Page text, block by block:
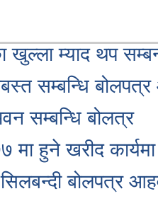
खुल्ला म्याद थप
सम्बन्धि
सम्बन्धि बोलत्र
मा हुने खरीद
बोलपत्र